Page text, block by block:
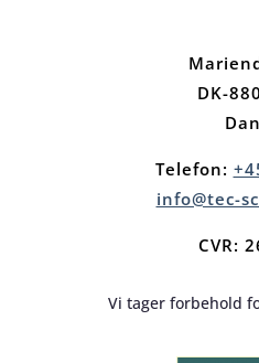
DK-
Telefon:
info@tec-
CVR:
Vi tager forbehold